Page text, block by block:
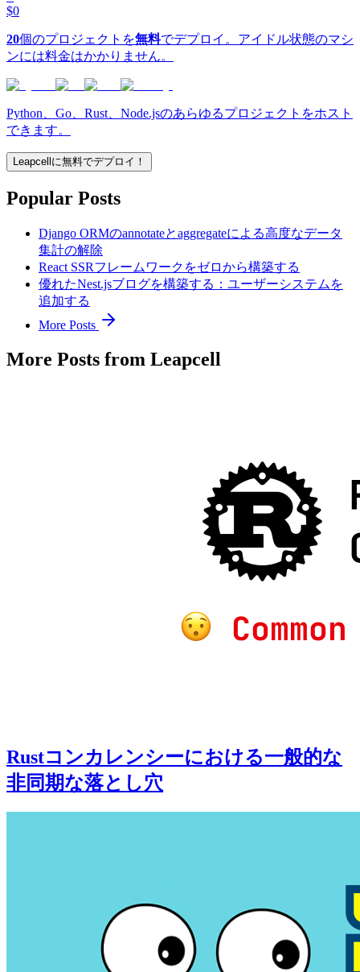
$0
20個のプロジェクトを無料でデプロイ。アイドル状態のマシ
ンには料金はかかりません。
Python、Go、Rust、Node.jsのあらゆるプロジェクトをホスト
できます。
Leapcellに無料でデプロイ！
Popular Posts
Django ORMのannotateとaggregateによる高度なデータ
集計の解除
React SSRフレームワークをゼロから構築する
優れたNest.jsブログを構築する：ユーザーシステムを
追加する
More Posts
More Posts from Leapcell
Rustコンカレンシーにおける一般的な
非同期な落とし穴